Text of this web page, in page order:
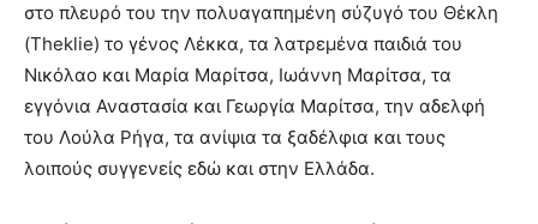
στο πλευρό του την πολυαγαπημένη σύζυγό του Θέκλη
(Theklie) το γένος Λέκκα, τα λατρεμένα παιδιά του
Νικόλαο και Μαρία Μαρίτσα, Ιωάννη Μαρίτσα, τα
εγγόνια Αναστασία και Γεωργία Μαρίτσα, την αδελφή
του Λούλα Ρήγα, τα ανίψια τα ξαδέλφια και τους
λοιπούς συγγενείς εδώ και στην Ελλάδα.